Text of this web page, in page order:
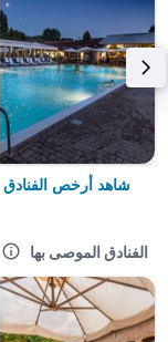
شاهد أرخص الفنادق
الفنادق الموصى بها